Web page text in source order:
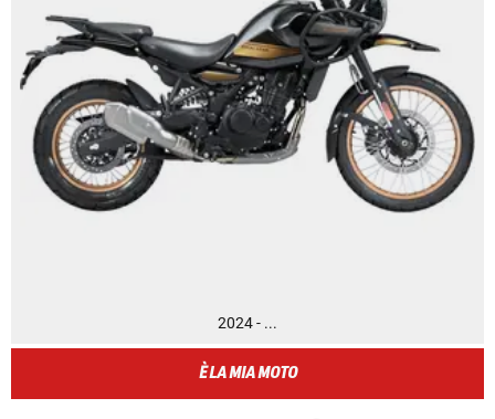
2024 - ...
È LA MIA MOTO